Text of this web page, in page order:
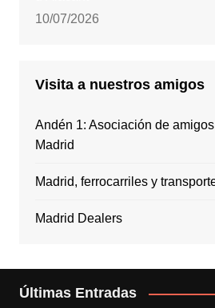
10/07/2026
Visita a nuestros amigos
Andén 1: Asociación de
Madrid
Madrid, ferrocarriles y
Madrid Dealers
Últimas Entradas